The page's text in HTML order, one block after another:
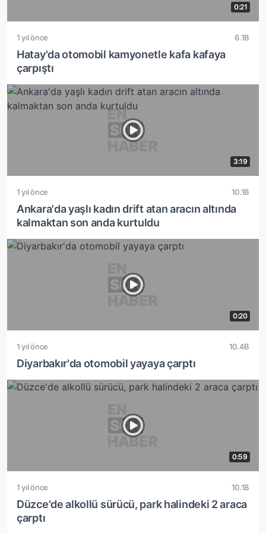
0:21
1 yıl önce 6.1B
Hatay'da otomobil kamyonetle kafa kafaya
çarpıştı
3:19
1 yıl önce 10.1B
Ankara'da yaşlı kadın drift atan aracın altında
kalmaktan son anda kurtuldu
0:20
1 yıl önce 10.4B
Diyarbakır'da otomobil yayaya çarptı
0:59
1 yıl önce 10.1B
Düzce'de alkollü sürücü, park halindeki 2 araca
çarptı